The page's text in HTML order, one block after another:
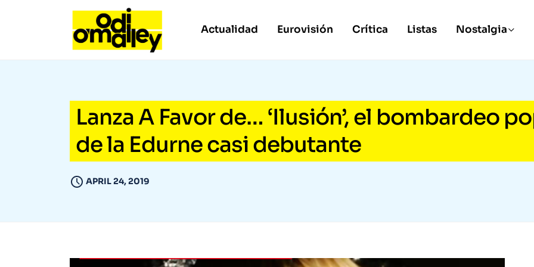
Actualidad Eurovisión Crítica Listas Nostalgia
Lanza A Favor de… ‘Ilusión’, el bombardeo
de la Edurne casi debutante
APRIL 24, 2019